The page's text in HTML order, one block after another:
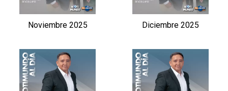
Noviembre 2025 Diciembre 2025